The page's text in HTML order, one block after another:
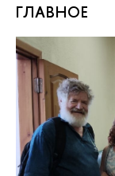
ГЛАВНОЕ